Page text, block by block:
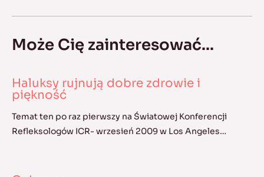
Może Cię zainteresować...
Haluksy rujnują dobre zdrowie i
piękność
Temat ten po raz pierwszy na Światowej Konferencji
Refleksologów ICR- wrzesień 2009 w Los Angeles…